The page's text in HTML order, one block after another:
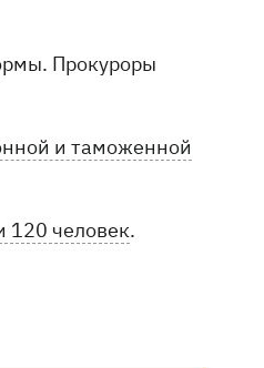
Прокуроры
и таможенной
120 человек.